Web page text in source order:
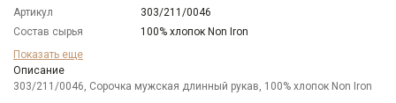
Артикул
303/211/0046
Состав сырья
100% хлопок Non Iron
Модель
Цвет
Ворот
Немецкий
Показать еще
Описание
303/211/0046, Сорочка мужская длинный рукав, 100% хлопок Non Iron